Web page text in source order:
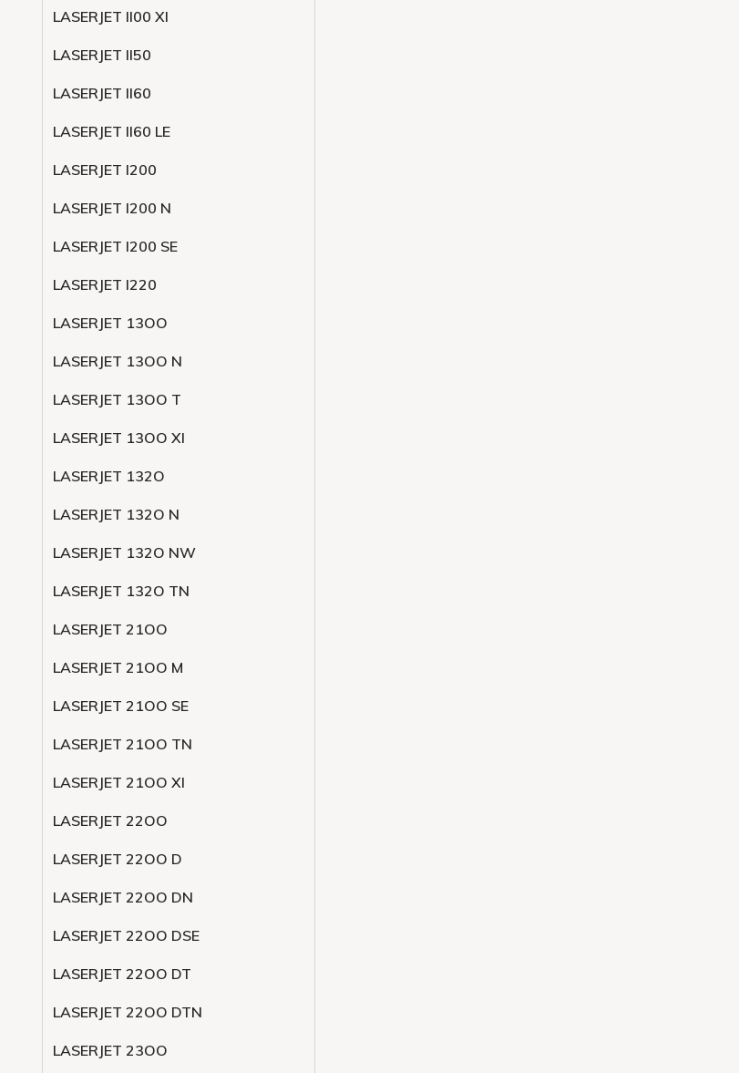
LASERJET ll00 XI
LASERJET ll50
LASERJET ll60
LASERJET ll60 LE
LASERJET l200
LASERJET l200 N
LASERJET l200 SE
LASERJET l220
LASERJET 13OO
LASERJET 13OO N
LASERJET 13OO T
LASERJET 13OO XI
LASERJET 132O
LASERJET 132O N
LASERJET 132O NW
LASERJET 132O TN
LASERJET 21OO
LASERJET 21OO M
LASERJET 21OO SE
LASERJET 21OO TN
LASERJET 21OO XI
LASERJET 22OO
LASERJET 22OO D
LASERJET 22OO DN
LASERJET 22OO DSE
LASERJET 22OO DT
LASERJET 22OO DTN
LASERJET 23OO